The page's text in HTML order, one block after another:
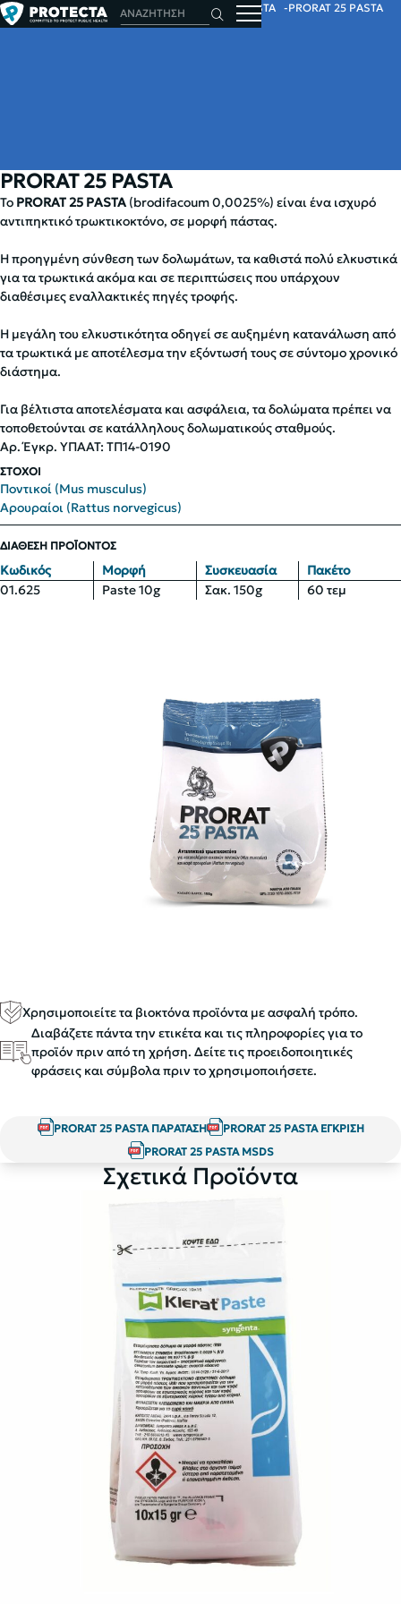
ΑΡΧΙΚΗ ΤΡΩΚΤΙΚΑ ΤΡΩΚΤΙΚΟΚΤΟΝΑ PASTA PRORAT 25 PASTA
PRORAT 25 PASTA
Το PRORAT 25 PASTA (brodifacoum 0,0025%) είναι ένα ισχυρό
αντιπηκτικό τρωκτικοκτόνο, σε μορφή πάστας.
Η προηγμένη σύνθεση των δολωμάτων, τα καθιστά πολύ ελκυστικά
για τα τρωκτικά ακόμα και σε περιπτώσεις που υπάρχουν
διαθέσιμες εναλλακτικές πηγές τροφής.
Η μεγάλη του ελκυστικότητα οδηγεί σε αυξημένη κατανάλωση από
τα τρωκτικά με αποτέλεσμα την εξόντωσή τους σε σύντομο χρονικό
διάστημα.
Για βέλτιστα αποτελέσματα και ασφάλεια, τα δολώματα πρέπει να
τοποθετούνται σε κατάλληλους δολωματικούς σταθμούς.
Αρ. Έγκρ. ΥΠΑΑΤ: ΤΠ14-0190
ΣΤΟΧΟΙ
Ποντικοί (Mus musculus)
Αρουραίοι (Rattus norvegicus)
ΔΙΑΘΕΣΗ ΠΡΟΪΟΝΤΟΣ
Κωδικός Μορφή Συσκευασία
Πακέτο
01.625
Paste 10g Σακ. 150g 60 τεμ
Χρησιμοποιείτε τα βιοκτόνα προϊόντα με ασφαλή τρόπο.
Διαβάζετε πάντα την ετικέτα και τις πληροφορίες για το
προϊόν πριν από τη χρήση. Δείτε τις προειδοποιητικές
φράσεις και σύμβολα πριν το χρησιμοποιήσετε.
PRORAT 25 PASTA ΠΑΡΑΤΑΣΗ
PRORAT 25 PASTA ΕΓΚΡΙΣΗ
PRORAT 25 PASTA MSDS
Σχετικά Προϊόντα